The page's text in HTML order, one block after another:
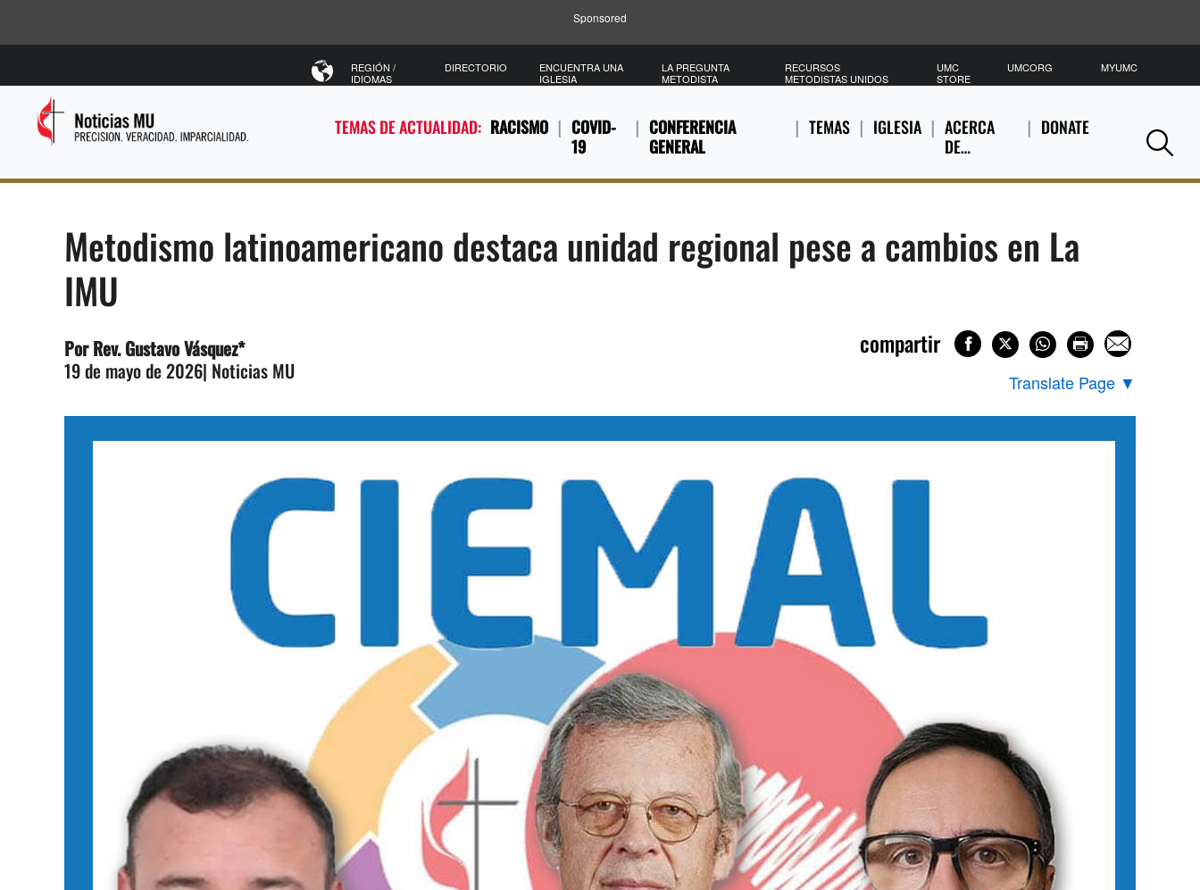
Sponsored
TEMAS DE ACTUALIDAD: RACISMO
COVID-
19
CONFERENCIA
GENERAL
TEMAS IGLESIA
ACERCA
DE…
DONATE
REGIÓN /
IDIOMAS
DIRECTORIO
ENCUENTRA UNA
IGLESIA
LA PREGUNTA
METODISTA
RECURSOS
METODISTAS UNIDOS
UMC
STORE
UMCORG MYUMC
Metodismo latinoamericano destaca unidad regional pese a cambios en La
IMU
Por Rev. Gustavo Vásquez*
19 de mayo de 2026| Noticias MU
compartir
Translate Page ▼